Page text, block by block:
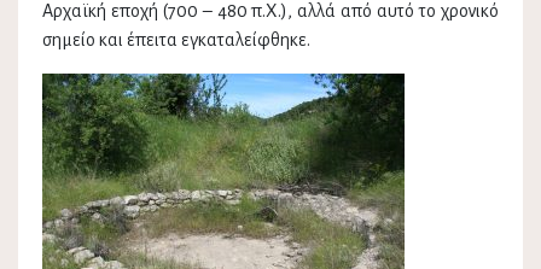
Αρχαϊκή εποχή (700 – 480 π.Χ.), αλλά από αυτό το χρονικό
σημείο και έπειτα εγκαταλείφθηκε.